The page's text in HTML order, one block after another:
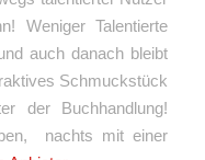
Weniger Talentierte
auch danach bleibt
Schmuckstück
der Buchhandlung!
nachts mit einer